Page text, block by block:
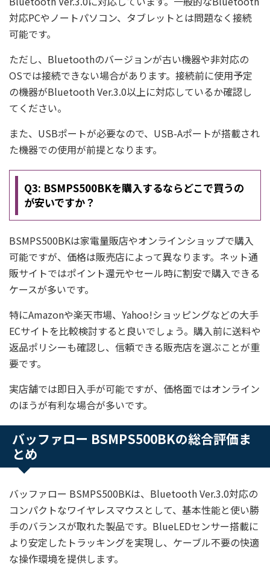
対応PCやノートパソコン、タブレットとは問題なく接続
可能です。
ただし、Bluetoothのバージョンが古い機器や非対応の
OSでは接続できない場合があります。接続前に使用予定
の機器がBluetooth Ver.3.0以上に対応しているか確認し
てください。
また、USBポートが必要なので、USB-Aポートが搭載され
た機器での使用が前提となります。
Q3: BSMPS500BKを購入するならどこで買うの
が安いですか？
BSMPS500BKは家電量販店やオンラインショップで購入
可能ですが、価格は販売店によって異なります。ネット通
販サイトではポイント還元やセール時に割安で購入できる
ケースが多いです。
特にAmazonや楽天市場、Yahoo!ショッピングなどの大手
ECサイトを比較検討すると良いでしょう。購入前に送料や
返品ポリシーも確認し、信頼できる販売店を選ぶことが重
要です。
実店舗では即日入手が可能ですが、価格面ではオンライン
のほうが有利な場合が多いです。
バッファロー BSMPS500BKの総合評価ま
とめ
バッファロー BSMPS500BKは、Bluetooth Ver.3.0対応の
コンパクトなワイヤレスマウスとして、基本性能と使い勝
手のバランスが取れた製品です。BlueLEDセンサー搭載に
より安定したトラッキングを実現し、ケーブル不要の快適
な操作環境を提供します。